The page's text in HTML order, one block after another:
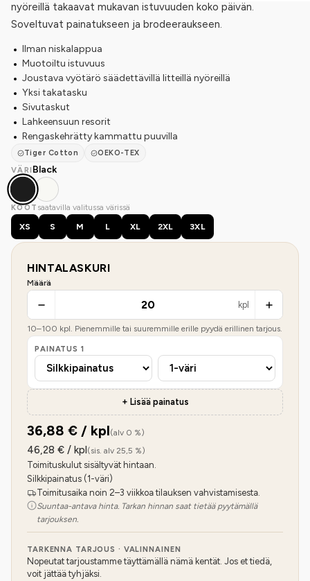
nyöreillä takaavat mukavan istuvuuden koko päivän.
Soveltuvat painatukseen ja brodeeraukseen.
Ilman niskalappua
Muotoiltu istuvuus
Joustava vyötärö säädettävillä litteillä nyöreillä
Yksi takatasku
Sivutaskut
Lahkeensuun resorit
Rengaskehrätty kammattu puuvilla
Tiger Cotton
OEKO-TEX
VÄRI Black
KOOT saatavilla valitussa värissä
XS
S M L XL 2XL 3XL
HINTALASKURI
Määrä
kpl
10–100 kpl. Pienemmille tai suuremmille erille pyydä erillinen tarjous.
PAINATUS 1
+ Lisää painatus
36,88 € / kpl(alv 0 %)
46,28 € / kpl(sis. alv 25,5 %)
Toimituskulut sisältyvät hintaan.
Silkkipainatus (1-väri)
Toimitusaika noin 2–3 viikkoa tilauksen vahvistamisesta.
Suuntaa-antava hinta. Tarkan hinnan saat tietää pyytämällä
tarjouksen.
TARKENNA TARJOUS · VALINNAINEN
Nopeutat tarjoustamme täyttämällä nämä kentät. Jos et tiedä,
voit jättää tyhjäksi.